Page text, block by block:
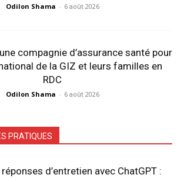
Odilon Shama - 6 août 2026
compagnie d’assurance santé pour
de la GIZ et leurs familles en
RDC
Odilon Shama - 6 août 2026
PRATIQUES
d’entretien avec ChatGPT :